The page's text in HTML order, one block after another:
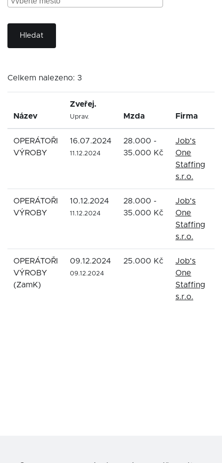
Hledat
Celkem nalezeno: 3
Název
Zveřej.
Uprav. Mzda Firma
OPERÁTOŘI
VÝROBY
16.07.2024
11.12.2024
28.000 -
35.000 Kč
Job's
One
Staffing
s.r.o.
OPERÁTOŘI
VÝROBY
10.12.2024
11.12.2024
28.000 -
35.000 Kč
Job's
One
Staffing
s.r.o.
OPERÁTOŘI
VÝROBY
(ZamK)
09.12.2024
09.12.2024
25.000 Kč
Job's
One
Staffing
s.r.o.